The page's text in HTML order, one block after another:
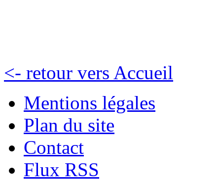
<- retour vers Accueil
Mentions légales
Plan du site
Contact
Flux RSS